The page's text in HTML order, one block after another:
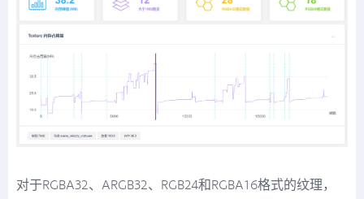
对于RGBA32、ARGB32、RGB24和RGBA16格式的纹理，